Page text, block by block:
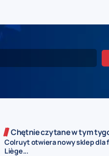
Chętnie czytane w tym
Colruyt otwiera nowy sklep dla
Liège...